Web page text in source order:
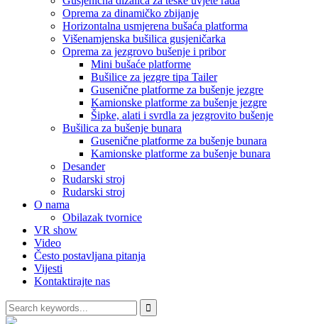
Oprema za dinamičko zbijanje
Horizontalna usmjerena bušaća platforma
Višenamjenska bušilica gusjeničarka
Oprema za jezgrovo bušenje i pribor
Mini bušaće platforme
Bušilice za jezgre tipa Tailer
Gusenične platforme za bušenje jezgre
Kamionske platforme za bušenje jezgre
Šipke, alati i svrdla za jezgrovito bušenje
Bušilica za bušenje bunara
Gusenične platforme za bušenje bunara
Kamionske platforme za bušenje bunara
Desander
Rudarski stroj
Rudarski stroj
O nama
Obilazak tvornice
VR show
Video
Često postavljana pitanja
Vijesti
Kontaktirajte nas